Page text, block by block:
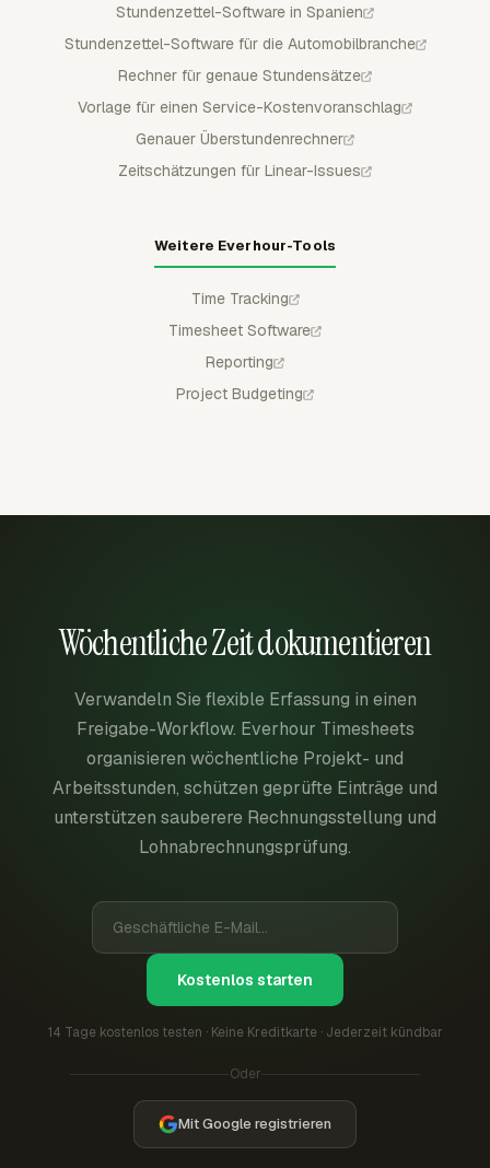
Stundenzettel-Software in Spanien
Stundenzettel-Software für die Automobilbranche
Rechner für genaue Stundensätze
Vorlage für einen Service-Kostenvoranschlag
Genauer Überstundenrechner
Zeitschätzungen für Linear-Issues
Weitere Everhour-Tools
Time Tracking
Timesheet Software
Reporting
Project Budgeting
Wöchentliche Zeit dokumentieren
Verwandeln Sie flexible Erfassung in einen
Freigabe-Workflow. Everhour Timesheets
organisieren wöchentliche Projekt- und
Arbeitsstunden, schützen geprüfte Einträge und
unterstützen sauberere Rechnungsstellung und
Lohnabrechnungsprüfung.
Kostenlos starten
14 Tage kostenlos testen · Keine Kreditkarte · Jederzeit kündbar
Oder
Mit Google registrieren